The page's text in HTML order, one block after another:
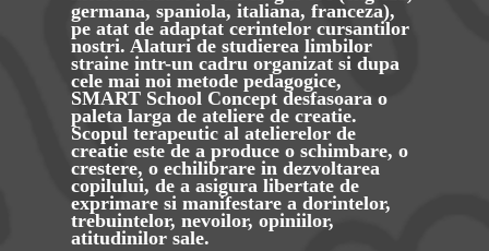
germana, spaniola, italiana, franceza),
pe atat de adaptat cerintelor cursantilor
nostri. Alaturi de studierea limbilor
straine intr-un cadru organizat si dupa
cele mai noi metode pedagogice,
SMART School Concept desfasoara o
paleta larga de ateliere de creatie.
Scopul terapeutic al atelierelor de
creatie este de a produce o schimbare, o
crestere, o echilibrare in dezvoltarea
copilului, de a asigura libertate de
exprimare si manifestare a dorintelor,
trebuintelor, nevoilor, opiniilor,
atitudinilor sale.